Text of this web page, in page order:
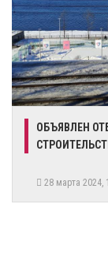
ОБЪЯВЛЕН
28 марта 2024,